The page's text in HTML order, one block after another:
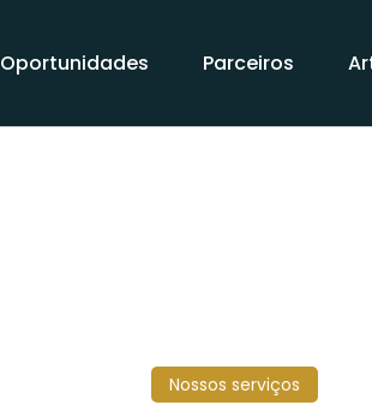
Oportunidades Parceiros
Nossos serviços